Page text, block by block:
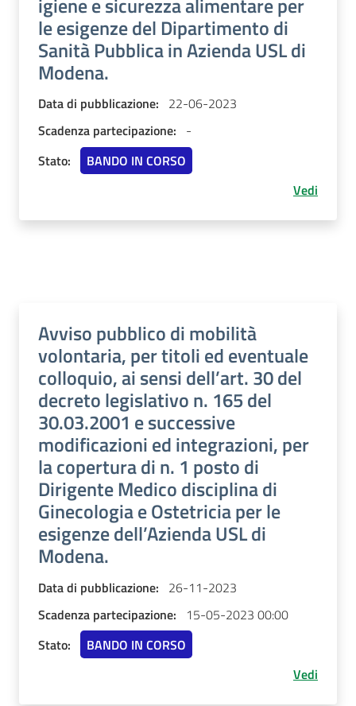
le esigenze del Dipartimento di
Sanità Pubblica in Azienda USL di
Modena.
Data di pubblicazione: 22-06-2023
Scadenza partecipazione: -
Stato:
BANDO IN CORSO
Vedi
Avviso pubblico di mobilità
volontaria, per titoli ed eventuale
colloquio, ai sensi dell’art. 30 del
decreto legislativo n. 165 del
30.03.2001 e successive
modificazioni ed integrazioni, per
la copertura di n. 1 posto di
Dirigente Medico disciplina di
Ginecologia e Ostetricia per le
esigenze dell’Azienda USL di
Modena.
Data di pubblicazione: 26-11-2023
Scadenza partecipazione:
15-05-2023 00:00
Stato:
BANDO IN CORSO
Vedi